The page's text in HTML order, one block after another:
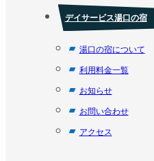
デイサービス湯口の宿
湯口の宿について
利用料金一覧
お知らせ
お問い合わせ
アクセス